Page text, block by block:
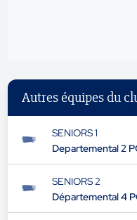
Autres équipes du
SENIORS 1
Departemental 2
SENIORS 2
Départemental 4